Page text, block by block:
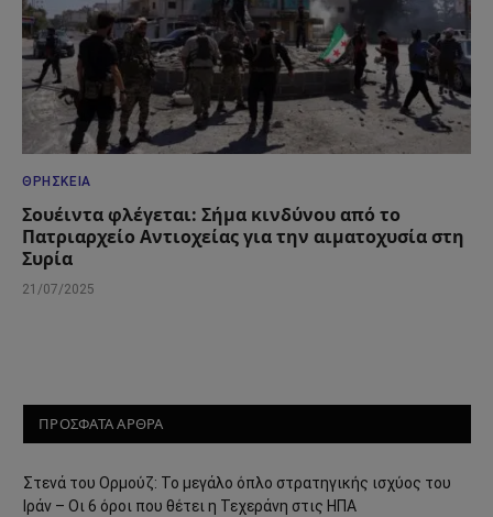
ΘΡΗΣΚΕΊΑ
Σουέιντα φλέγεται: Σήμα κινδύνου από το
Πατριαρχείο Αντιοχείας για την αιματοχυσία στη
Συρία
21/07/2025
ΠΡΟΣΦΑΤΑ ΑΡΘΡΑ
Στενά του Ορμούζ: Το μεγάλο όπλο στρατηγικής ισχύος του
Ιράν – Οι 6 όροι που θέτει η Τεχεράνη στις ΗΠΑ